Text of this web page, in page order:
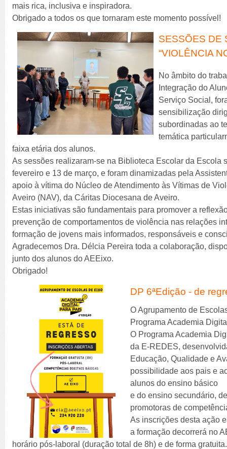
mais rica, inclusiva e inspiradora.
Obrigado a todos os que tornaram este momento possível!
SESSÕES DE
“VIOLÊNCIA
No âmbito do
Integração do
Serviço Social,
sensibilização
subordinadas ao
temática
faixa etária dos alunos.
As sessões realizaram-se na Biblioteca Escolar da Escola
fevereiro e 13 de março, e foram dinamizadas pela
apoio à vítima do Núcleo de Atendimento às Vítimas de
Aveiro (NAV), da Cáritas Diocesana de Aveiro.
Estas iniciativas são fundamentais para promover a
prevenção de comportamentos de violência nas relações
formação de jovens mais informados, responsáveis e
Agradecemos Dra. Délcia Pereira toda a colaboração,
junto dos alunos do AEEixo.
Obrigado!
DP 6ªEdição - de
O Agrupamento de
Programa Academia
O Programa Academia
da E‐REDES,
Educação, Qualidade e
possibilidade aos pais e
alunos do ensino básico
e do ensino secundário,
promotoras de
As inscrições desta ação
a formação decorrerá no
horário pós-laboral (duração total de 8h) e de forma gratuita.